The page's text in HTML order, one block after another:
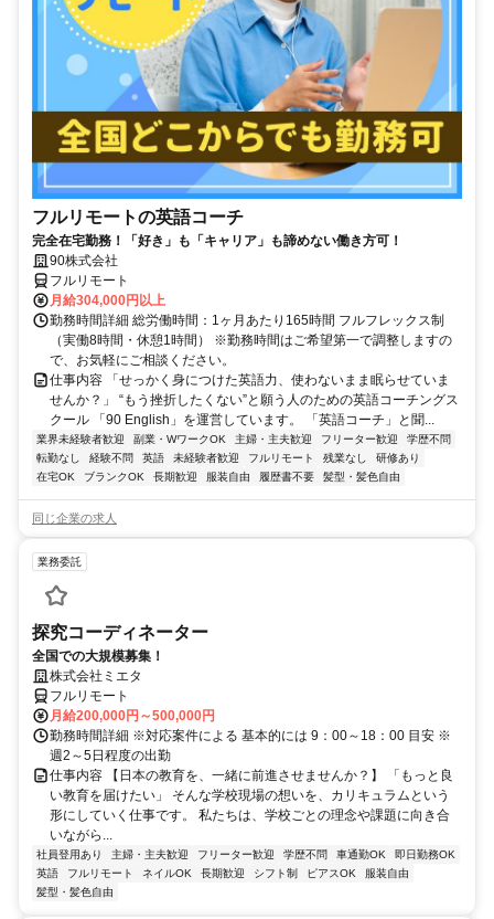
フルリモートの英語コーチ
完全在宅勤務！「好き」も「キャリア」も諦めない働き方可！
90株式会社
フルリモート
月給304,000円以上
勤務時間詳細 総労働時間：1ヶ月あたり165時間 フルフレックス制
（実働8時間・休憩1時間） ※勤務時間はご希望第一で調整しますの
で、お気軽にご相談ください。
仕事内容 「せっかく身につけた英語力、使わないまま眠らせていま
せんか？」 “もう挫折したくない”と願う人のための英語コーチングス
クール 「90 English」を運営しています。 「英語コーチ」と聞...
業界未経験者歓迎 副業・WワークOK 主婦・主夫歓迎 フリーター歓迎
学歴不問
転勤なし
経験不問 英語 未経験者歓迎 フルリモート 残業なし
研修あり
在宅OK
ブランクOK 長期歓迎 服装自由 履歴書不要 髪型・髪色自由
同じ企業の求人
業務委託
探究コーディネーター
全国での大規模募集！
株式会社ミエタ
フルリモート
月給200,000円～500,000円
勤務時間詳細 ※対応案件による 基本的には 9：00～18：00 目安 ※
週2～5日程度の出勤
仕事内容 【日本の教育を、一緒に前進させませんか？】 「もっと良
い教育を届けたい」 そんな学校現場の想いを、カリキュラムという
形にしていく仕事です。 私たちは、学校ごとの理念や課題に向き合
いながら...
社員登用あり 主婦・主夫歓迎 フリーター歓迎 学歴不問 車通勤OK
即日勤務OK
英語
フルリモート ネイルOK 長期歓迎 シフト制 ピアスOK
服装自由
髪型・髪色自由